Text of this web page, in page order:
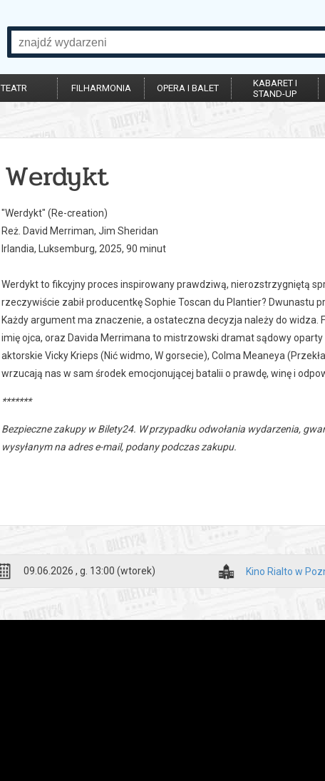
TEATR FILHARMONIA OPERA I BALET
KABARET I
STAND-UP
Werdykt
"Werdykt" (Re-creation)
Reż. David Merriman, Jim Sheridan
Irlandia, Luksemburg, 2025, 90 minut
Werdykt to fikcyjny proces inspirowany prawdziwą, nierozstrzygniętą
rzeczywiście zabił producentkę Sophie Toscan du Plantier? Dwunastu
Każdy argument ma znaczenie, a ostateczna decyzja należy do
imię ojca, oraz Davida Merrimana to mistrzowski dramat sądowy
aktorskie Vicky Krieps (Nić widmo, W gorsecie), Colma Meaneya
wrzucają nas w sam środek emocjonującej batalii o prawdę, winę i
*******
Bezpieczne zakupy w Bilety24. W przypadku odwołania wydarzenia,
wysyłanym na adres e-mail, podany podczas zakupu.
09.06.2026 , g. 13:00 (wtorek) Kino Rialto w